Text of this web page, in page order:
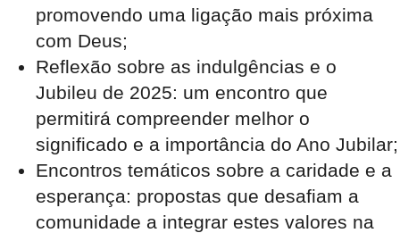
promovendo uma ligação mais próxima
com Deus;
Reflexão sobre as indulgências e o
Jubileu de 2025: um encontro que
permitirá compreender melhor o
significado e a importância do Ano Jubilar;
Encontros temáticos sobre a caridade e a
esperança: propostas que desafiam a
comunidade a integrar estes valores na